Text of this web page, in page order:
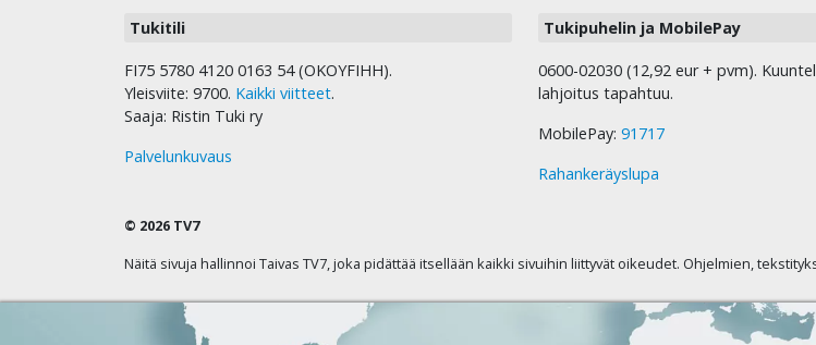
Tukitili
FI75 5780 4120 0163 54 (OKOYFIHH).
Yleisviite: 9700. Kaikki viitteet.
Saaja: Ristin Tuki ry
Palvelunkuvaus
Tukipuhelin ja MobilePay
0600-02030 (12,92 eur + pvm).
lahjoitus tapahtuu.
MobilePay: 91717
Rahankeräyslupa
© 2026 TV7
Näitä sivuja hallinnoi Taivas TV7, joka pidättää itsellään kaikki sivuihin liittyvät oikeudet. Ohjelmien,